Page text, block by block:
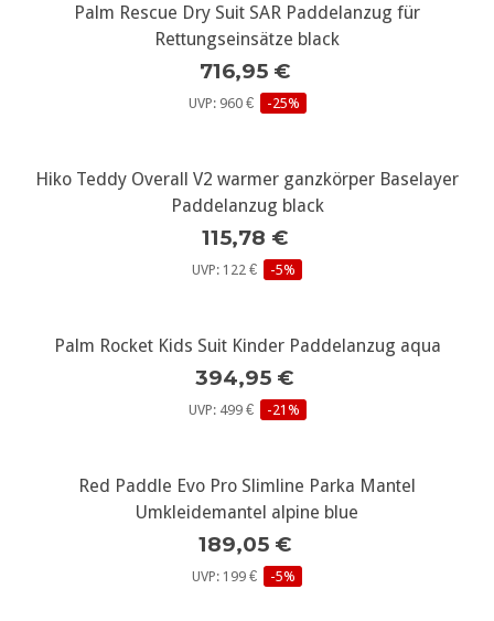
Palm Rescue Dry Suit SAR Paddelanzug für
Rettungseinsätze black
716,95 €
UVP: 960 € -25%
Hiko Teddy Overall V2 warmer ganzkörper Baselayer
Paddelanzug black
115,78 €
UVP: 122 € -5%
Palm Rocket Kids Suit Kinder Paddelanzug aqua
394,95 €
UVP: 499 € -21%
Red Paddle Evo Pro Slimline Parka Mantel
Umkleidemantel alpine blue
189,05 €
UVP: 199 € -5%